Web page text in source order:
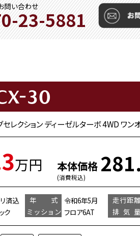
問い合わせ
23-5881
30
セレクション ディーゼルターボ 4WD
万円 本体価格
(消費税込)
済込 年 式 令和6年5月 走行距離
ク ミッション フロア6AT 排気量